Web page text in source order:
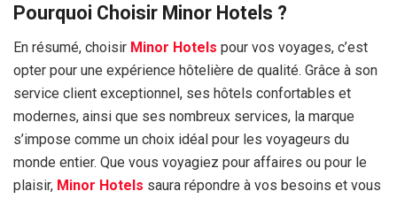
Pourquoi Choisir Minor Hotels ?
En résumé, choisir Minor Hotels pour vos voyages, c’est
opter pour une expérience hôtelière de qualité. Grâce à son
service client exceptionnel, ses hôtels confortables et
modernes, ainsi que ses nombreux services, la marque
s’impose comme un choix idéal pour les voyageurs du
monde entier. Que vous voyagiez pour affaires ou pour le
plaisir, Minor Hotels saura répondre à vos besoins et vous